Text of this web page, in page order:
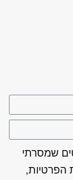
שמסרתי
הפרטיות,